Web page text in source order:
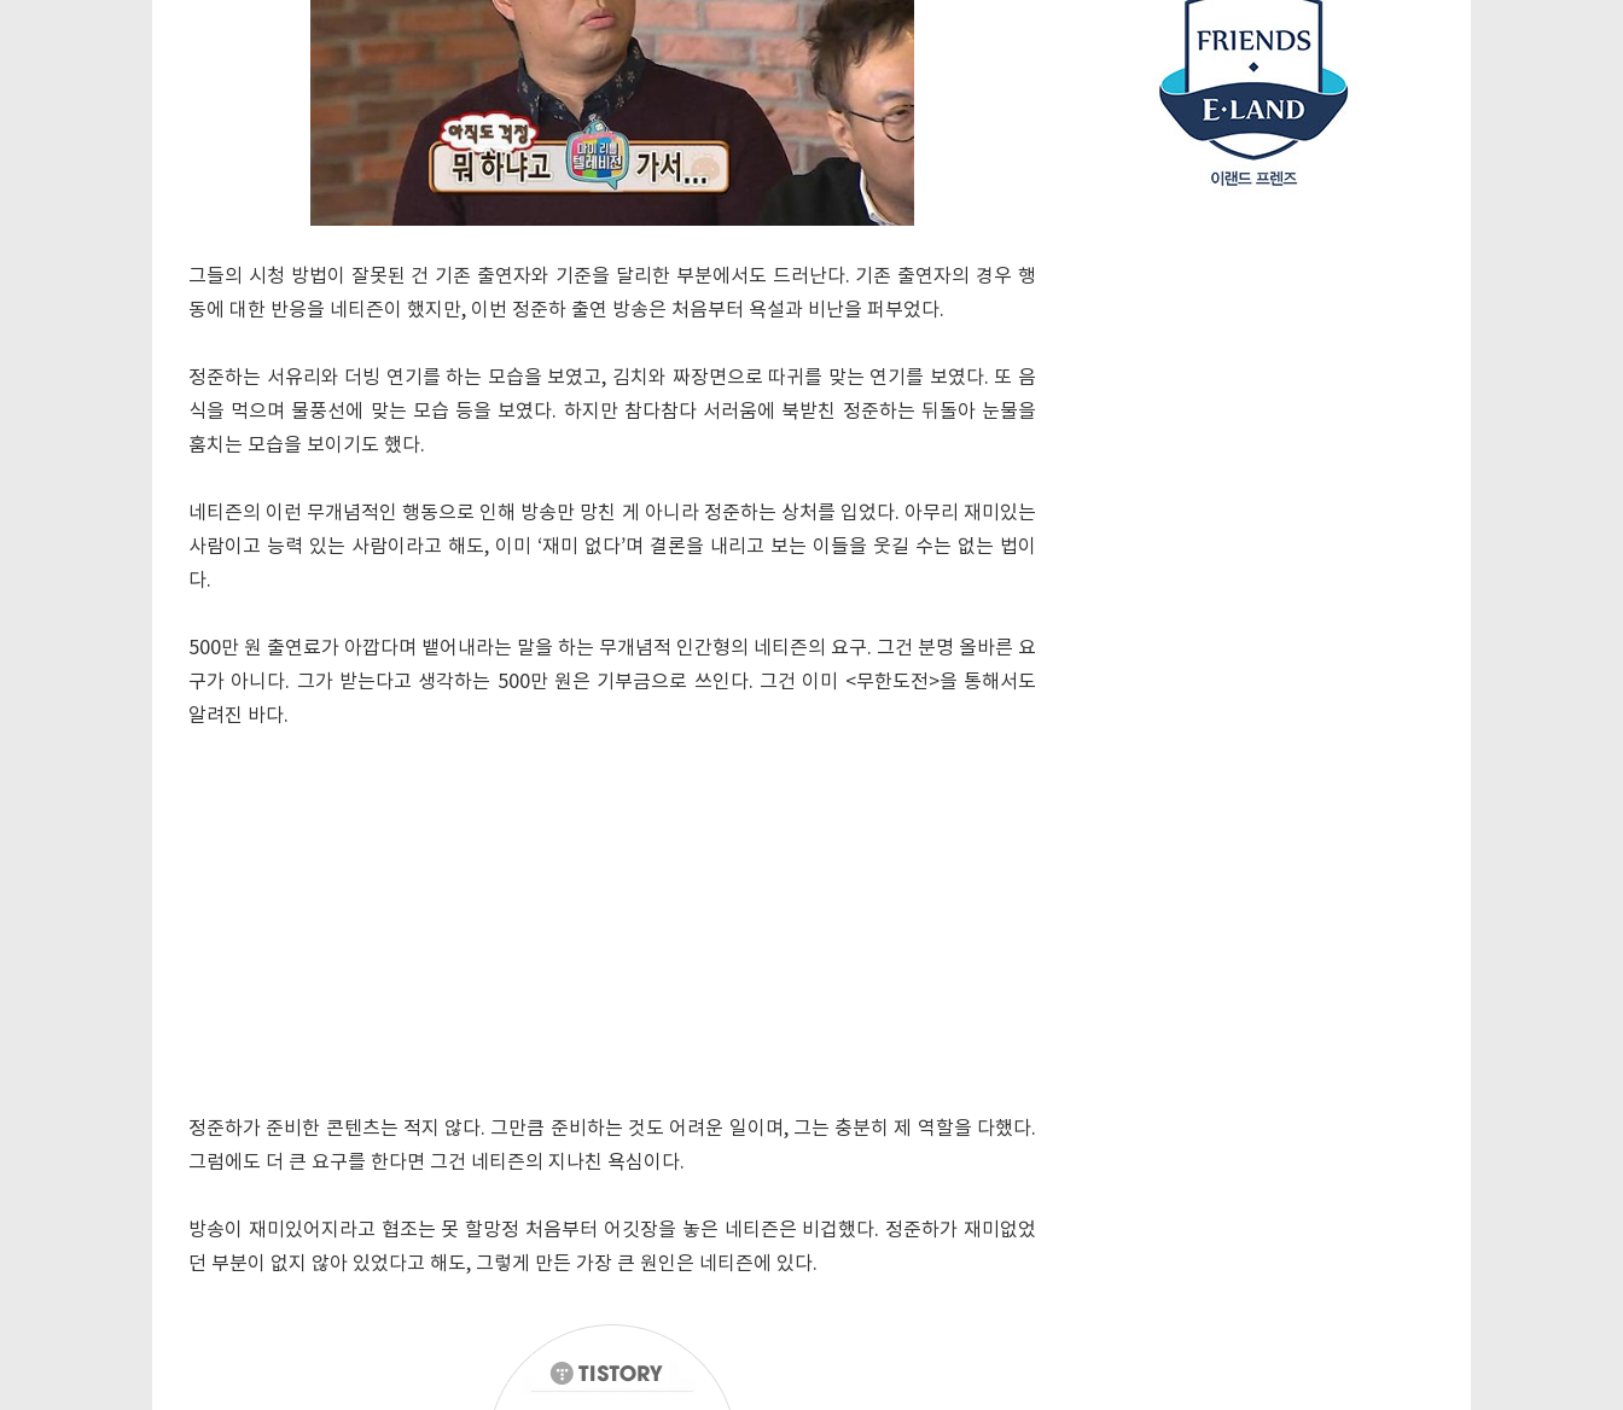
그들의 시청 방법이 잘못된 건 기존 출연자와 기준을 달리한 부분에서도 드러난다. 기존 출연자의 경우 행
동에 대한 반응을 네티즌이 했지만, 이번 정준하 출연 방송은 처음부터 욕설과 비난을 퍼부었다.
정준하는 서유리와 더빙 연기를 하는 모습을 보였고, 김치와 짜장면으로 따귀를 맞는 연기를 보였다. 또 음
식을 먹으며 물풍선에 맞는 모습 등을 보였다. 하지만 참다참다 서러움에 북받친 정준하는 뒤돌아 눈물을
훔치는 모습을 보이기도 했다.
네티즌의 이런 무개념적인 행동으로 인해 방송만 망친 게 아니라 정준하는 상처를 입었다. 아무리 재미있는
사람이고 능력 있는 사람이라고 해도, 이미 ‘재미 없다’며 결론을 내리고 보는 이들을 웃길 수는 없는 법이
다.
500만 원 출연료가 아깝다며 뱉어내라는 말을 하는 무개념적 인간형의 네티즌의 요구. 그건 분명 올바른 요
구가 아니다. 그가 받는다고 생각하는 500만 원은 기부금으로 쓰인다. 그건 이미 <무한도전>을 통해서도
알려진 바다.
정준하가 준비한 콘텐츠는 적지 않다. 그만큼 준비하는 것도 어려운 일이며, 그는 충분히 제 역할을 다했다.
그럼에도 더 큰 요구를 한다면 그건 네티즌의 지나친 욕심이다.
방송이 재미있어지라고 협조는 못 할망정 처음부터 어깃장을 놓은 네티즌은 비겁했다. 정준하가 재미없었
던 부분이 없지 않아 있었다고 해도, 그렇게 만든 가장 큰 원인은 네티즌에 있다.